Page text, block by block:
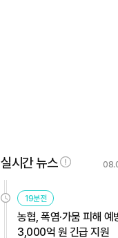
실시간 뉴스
19분전
농협, 폭염·가뭄 피해 예
3,000억 원 긴급 지원